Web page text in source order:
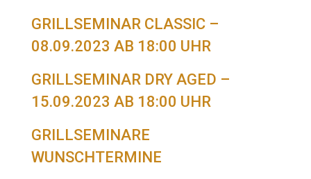
GRILLSEMINAR CLASSIC –
08.09.2023 AB 18:00 UHR
GRILLSEMINAR DRY AGED –
15.09.2023 AB 18:00 UHR
GRILLSEMINARE
WUNSCHTERMINE